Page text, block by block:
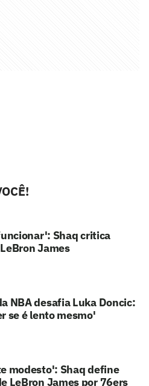
Shaq critica
James
NBA desafia Luka Doncic:
se é lento mesmo'
modesto': Shaq define
LeBron James por 76ers